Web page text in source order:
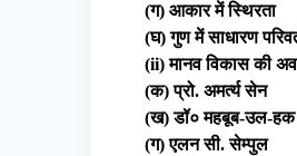
(ग) आकार में स्थिरता
(घ) गुण में साधारण
(ii) मानव विकास की
(क) प्रो. अमर्त्य सेन
(ख) डॉ० महबूब-उल-हक
(ग) एलन सी. सेम्पुल